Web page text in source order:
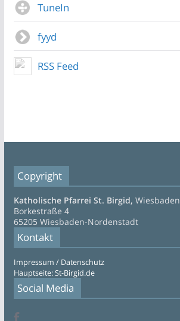
TuneIn
fyyd
RSS Feed
Copyright
Katholische Pfarrei St. Birgid, Wiesbaden
Borkestraße 4
65205 Wiesbaden-Nordenstadt
Kontakt
Impressum / Datenschutz
Hauptseite: St-Birgid.de
Social Media